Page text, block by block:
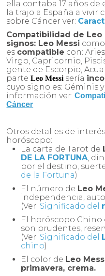
ella contaba 17 años de
la trajo a España a vivir
sobre Cáncer ver:
Compatibilidad de Leo
signos: Leo Messi
es compatible con:
Virgo, Capricornio,
gente de Escorpio,
parteLeo Messi sería
cuyo signo es: Géminis
información ver:
Cáncer
Otros detalles de
horóscopo:
La carta de Tarot de
DE LA FORTUNA ,
por el destino,
de la Fortuna)
El número de Leo
independencia,
(Ver: Significado del
El horóscopo Chino
son prudentes,
(Ver: Significado del
chino)
El color de Leo
primavera, crema.